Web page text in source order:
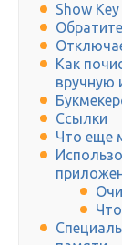
Show Key
Как
вручную
Ссылки
Что еще